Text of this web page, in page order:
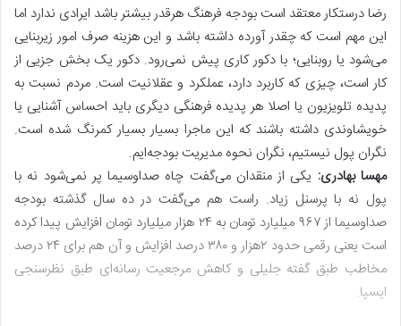
رضا درستکار معتقد است بودجه فرهنگ هرقدر بیشتر باشد ایرادی ندارد اما
این مهم است که چقدر آورده داشته باشد و این هزینه صرف امور زیربنایی
می‌شود یا روبنایی؛ با دکور کاری پیش نمی‌رود. دکور یک بخش جزیی از
کار است، چیزی که کاربرد دارد، عملکرد و عقلانیت است. مردم نسبت به
پدیده تلویزیون یا اصلا هر پدیده فرهنگی دیگری باید احساس آشنایی یا
خویشاوندی داشته باشند که این ماجرا بسیار بسیار کمرنگ شده است.
نگران پول نیستیم، نگران نحوه مدیریت بودجه‌ایم.
مهسا بهادری: یکی از منقدان می‌گفت چاه صداوسیما پر نمی‌شود نه با
پول نه با پرسنل زیاد. راست هم می‌گفت در ده سال گذشته بودجه
صداوسیما از ۹۶۷ میلیارد تومان به ۲۴ هزار میلیارد تومان افزایش پیدا کرده
است یعنی رقمی حدود ۲هزار و ۳۸۰ درصد افزایش و آن هم برای ۲۴ درصد
مخاطب طبق گفته جلیلی و کاهش مرجعیت رسانه‌ای طبق نظرسنجی
ایسپا.